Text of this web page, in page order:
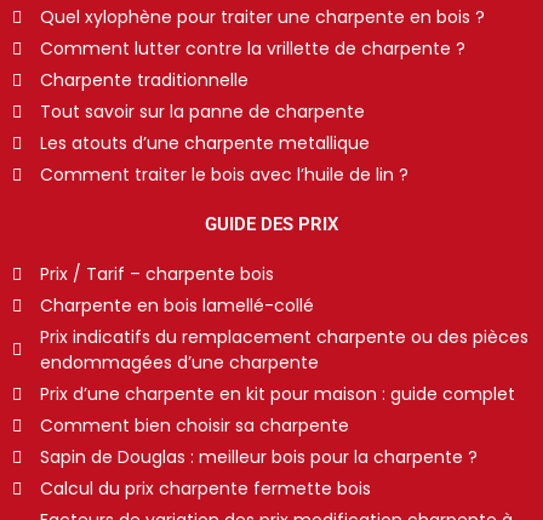
Quel xylophène pour traiter une charpente en bois ?
Comment lutter contre la vrillette de charpente ?
Charpente traditionnelle
Tout savoir sur la panne de charpente
Les atouts d’une charpente metallique
Comment traiter le bois avec l’huile de lin ?
GUIDE DES PRIX
Prix / Tarif – charpente bois
Charpente en bois lamellé-collé
Prix indicatifs du remplacement charpente ou des pièces
endommagées d’une charpente
Prix d’une charpente en kit pour maison : guide complet
Comment bien choisir sa charpente
Sapin de Douglas : meilleur bois pour la charpente ?
Calcul du prix charpente fermette bois